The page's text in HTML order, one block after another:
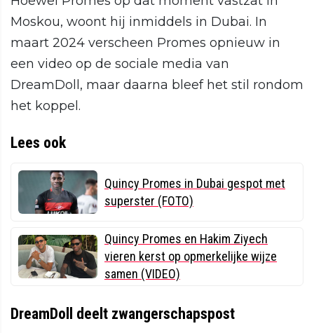
Moskou, woont hij inmiddels in Dubai. In
maart 2024 verscheen Promes opnieuw in
een video op de sociale media van
DreamDoll, maar daarna bleef het stil rondom
het koppel.
Lees ook
Quincy Promes in Dubai gespot met
superster (FOTO)
Quincy Promes en Hakim Ziyech
vieren kerst op opmerkelijke wijze
samen (VIDEO)
DreamDoll deelt zwangerschapspost